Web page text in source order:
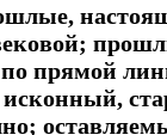
прямой